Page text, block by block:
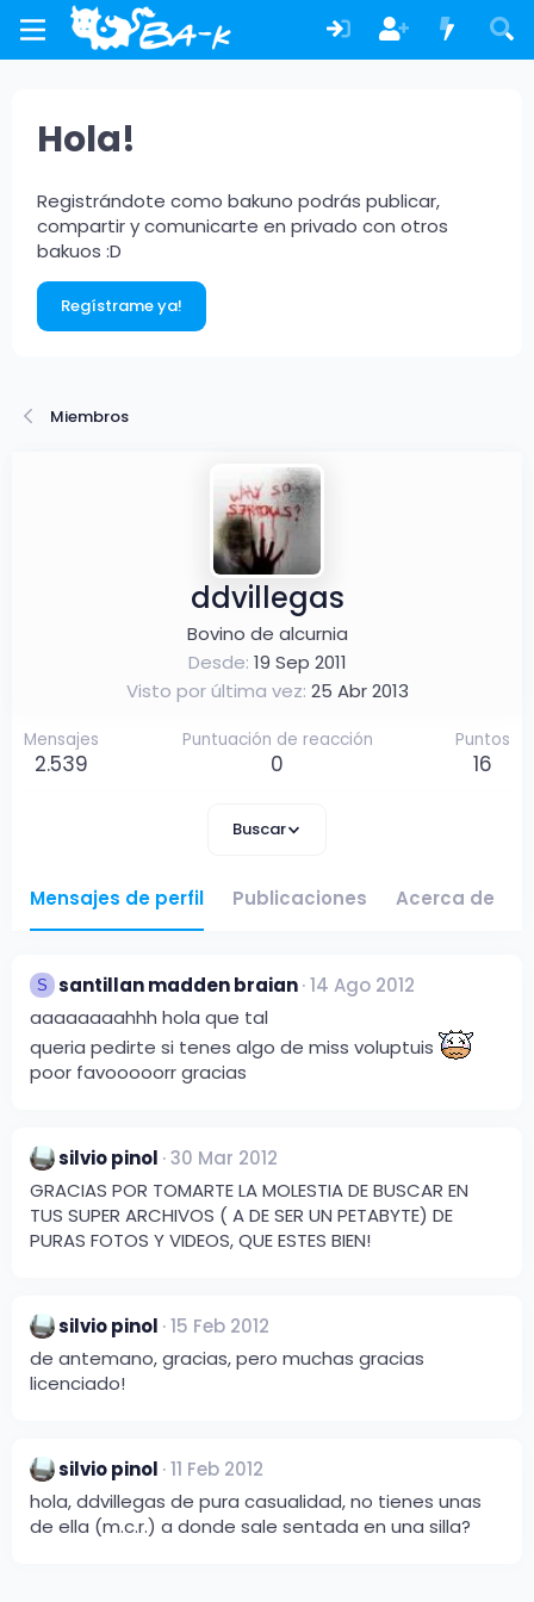
Hola!
Registrándote como bakuno podrás publicar,
compartir y comunicarte en privado con otros
bakuos :D
Regístrame ya!
Miembros
ddvillegas
Bovino de alcurnia
Desde 19 Sep 2011
Visto por última vez 25 Abr 2013
Mensajes
2.539
Puntuación de reacción
0
Puntos
16
Buscar
Mensajes de perfil Publicaciones Acerca de
S santillan madden braian 14 Ago 2012
aaaaaaaahhh hola que tal
queria pedirte si tenes algo de miss voluptuis
poor favooooorr gracias
silvio pinol 30 Mar 2012
GRACIAS POR TOMARTE LA MOLESTIA DE BUSCAR EN
TUS SUPER ARCHIVOS ( A DE SER UN PETABYTE) DE
PURAS FOTOS Y VIDEOS, QUE ESTES BIEN!
silvio pinol 15 Feb 2012
de antemano, gracias, pero muchas gracias
licenciado!
silvio pinol 11 Feb 2012
hola, ddvillegas de pura casualidad, no tienes unas
de ella (m.c.r.) a donde sale sentada en una silla?